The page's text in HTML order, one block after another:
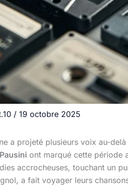
/ 19 octobre 2025
a projeté plusieurs voix au-
ont marqué cette période
accrocheuses, touchant un
a fait voyager leurs